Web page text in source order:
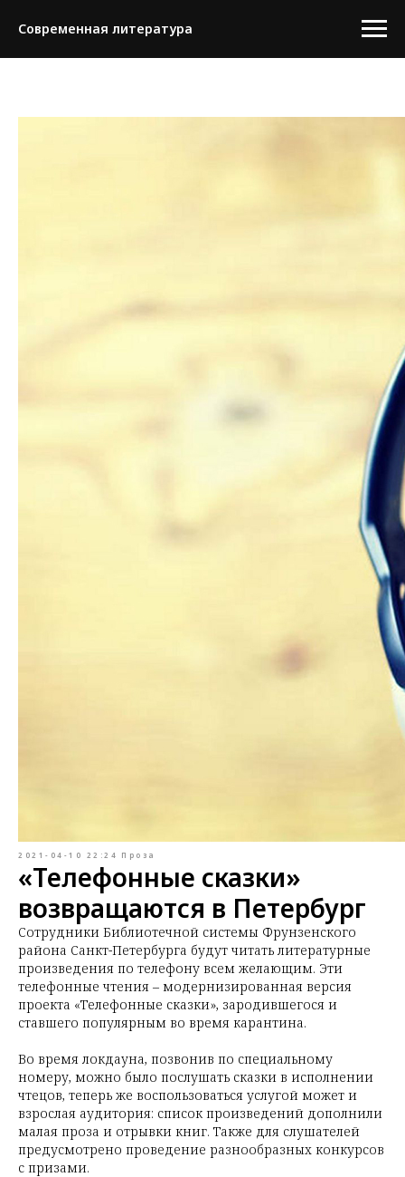
Современная литература
2021-04-10 22:24 Проза
«Телефонные сказки»
возвращаются в Петербург
Сотрудники Библиотечной системы Фрунзенского
района Санкт-Петербурга будут читать литературные
произведения по телефону всем желающим. Эти
телефонные чтения – модернизированная версия
проекта «Телефонные сказки», зародившегося и
ставшего популярным во время карантина.
Во время локдауна, позвонив по специальному
номеру, можно было послушать сказки в исполнении
чтецов, теперь же воспользоваться услугой может и
взрослая аудитория: список произведений дополнили
малая проза и отрывки книг. Также для слушателей
предусмотрено проведение разнообразных конкурсов
с призами.